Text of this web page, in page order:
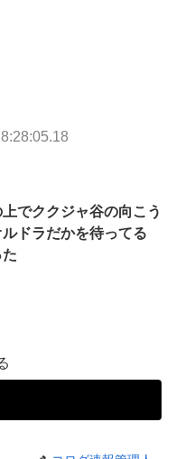
でククジャ谷の向こう
ドラだかを待ってる